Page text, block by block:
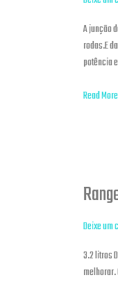
A junção
rodas.E
potência
Read
Deixe um
3.2 litros
Ranger
3.2
4×4